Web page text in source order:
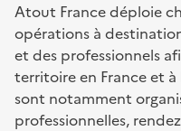
Atout France déploie
opérations à
et des professionnels
territoire en France et
sont notamment
professionnelles,